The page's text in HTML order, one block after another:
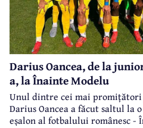
Darius Oancea, de la
a, la Înainte Modelu
Unul dintre cei mai promițători
Darius Oancea a făcut saltul
eșalon al fotbalului românesc